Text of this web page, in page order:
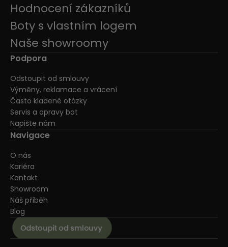
Hodnocení zákazníků
Boty s vlastním logem
Naše showroomy
Podpora
Odstoupit od smlouvy
Výměny, reklamace a vrácení
Často kladené otázky
Servis a opravy bot
Napište nám
Navigace
O nás
Kariéra
Kontakt
Showroom
Náš příběh
Blog